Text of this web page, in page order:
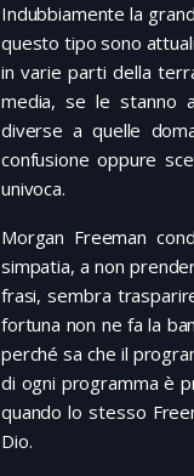
Indubbiamente la
questo tipo sono
in varie parti della
media, se le stanno
diverse a quelle
confusione oppure
univoca.
Morgan Freeman
simpatia, a non
frasi, sembra
fortuna non ne fa la
perché sa che il
di ogni programma è
quando lo stesso
Dio.